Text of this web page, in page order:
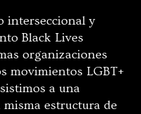
interseccional y
Black Lives
organizaciones
movimientos LGBT+
a una
estructura de